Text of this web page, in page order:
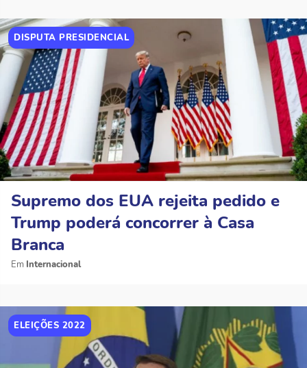
DISPUTA PRESIDENCIAL
Supremo dos EUA rejeita pedido e
Trump poderá concorrer à Casa
Branca
Internacional
ELEIÇÕES 2022